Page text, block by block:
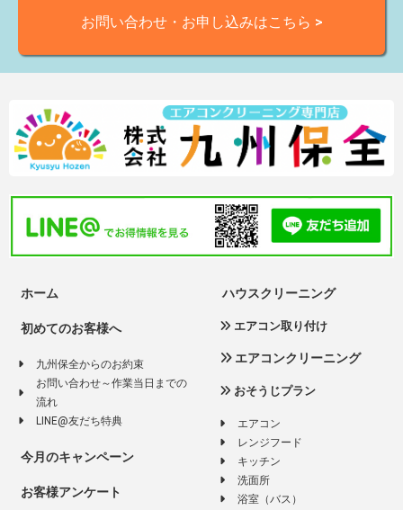
お問い合わせ・お申し込みはこちら >
ホーム
初めてのお客様へ
九州保全からのお約束
お問い合わせ～作業当日までの
流れ
LINE@友だち特典
今月のキャンペーン
お客様アンケート
ハウスクリーニング
エアコン取り付け
エアコンクリーニング
おそうじプラン
エアコン
レンジフード
キッチン
洗面所
浴室（バス）